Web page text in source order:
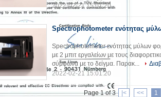
2022-02-21 15:01:20
Spectrophotometer ενότητας
Spectrophotometer ενότητας μύλων
με 2 μπιτ εργαλείων με τους
σύμφωνα με το δείγμα. Παρακ...
2022-02-21 15:01:20
Page 1 of 3 |< << 1